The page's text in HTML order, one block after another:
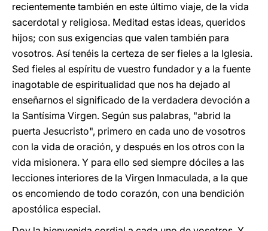
recientemente también en este último viaje, de la vida
sacerdotal y religiosa. Meditad estas ideas, queridos
hijos; con sus exigencias que valen también para
vosotros. Así tenéis la certeza de ser fieles a la Iglesia.
Sed fieles al espíritu de vuestro fundador y a la fuente
inagotable de espiritualidad que nos ha dejado al
enseñarnos el significado de la verdadera devoción a
la Santísima Virgen. Según sus palabras, "abrid la
puerta Jesucristo", primero en cada uno de vosotros
con la vida de oración, y después en los otros con la
vida misionera. Y para ello sed siempre dóciles a las
lecciones interiores de la Virgen Inmaculada, a la que
os encomiendo de todo corazón, con una bendición
apostólica especial.